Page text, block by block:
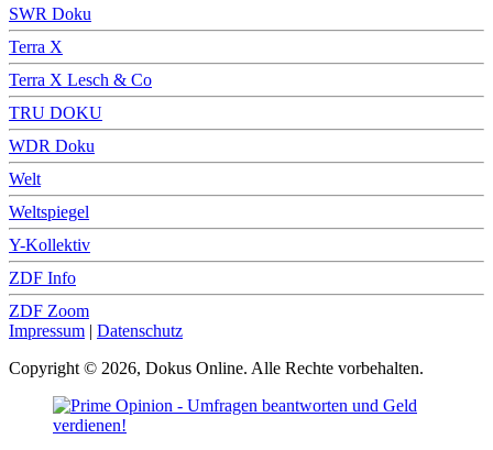
SWR Doku
Terra X
Terra X Lesch & Co
TRU DOKU
WDR Doku
Welt
Weltspiegel
Y-Kollektiv
ZDF Info
ZDF Zoom
Impressum | Datenschutz
Copyright © 2026, Dokus Online. Alle Rechte vorbehalten.